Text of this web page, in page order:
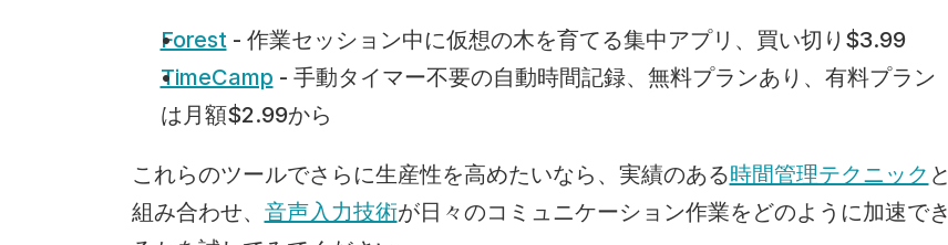
Forest - 作業セッション中に仮想の木を育てる集中アプリ、買い切り$3.99
TimeCamp - 手動タイマー不要の自動時間記録、無料プランあり、有料プラン
は月額$2.99から
これらのツールでさらに生産性を高めたいなら、実績のある時間管理テクニック と
組み合わせ、 音声入力技術が日々のコミュニケーション作業をどのように加速でき